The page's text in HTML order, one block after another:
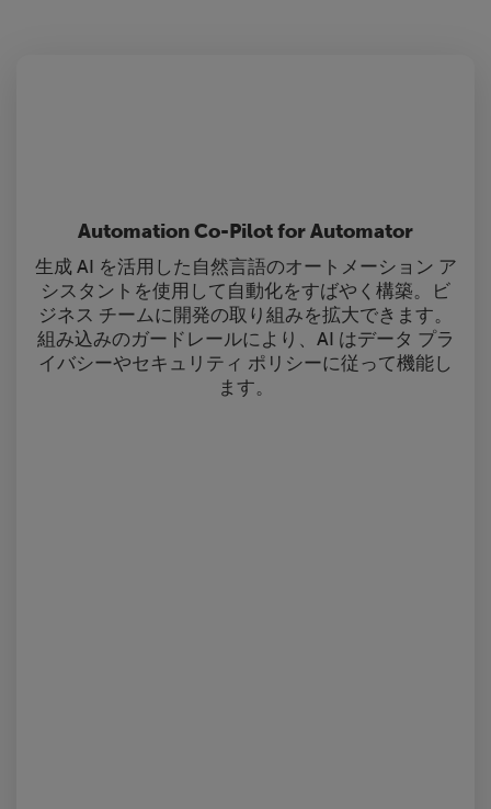
Automation Co-Pilot for Automator
生成 AI を活用した自然言語のオートメーション ア
シスタントを使用して自動化をすばやく構築。ビ
ジネス チームに開発の取り組みを拡大できます。
組み込みのガードレールにより、AI はデータ プラ
イバシーやセキュリティ ポリシーに従って機能し
ます。